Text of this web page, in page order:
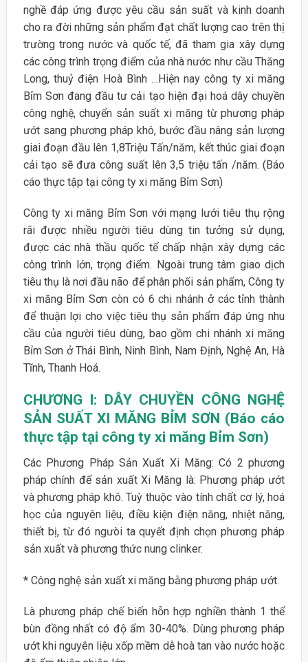
nghề đáp ứng được yêu cầu sản suất và kinh doanh
cho ra đời những sản phẩm đạt chất lượng cao trên thị
trường trong nước và quốc tế, đã tham gia xây dựng
các công trình trọng điểm của nhà nước như cầu Thăng
Long, thuỷ điện Hoà Bình …Hiện nay công ty xi măng
Bỉm Sơn đang đầu tư cải tạo hiện đại hoá dây chuyền
công nghệ, chuyển sản suất xi măng từ phương pháp
ướt sang phương pháp khô, bước đầu nâng sản lượng
giai đoạn đầu lên 1,8Triệu Tấn/năm, kết thúc giai đoạn
cải tạo sẽ đưa công suất lên 3,5 triệu tấn /năm. (Báo
cáo thực tập tại công ty xi măng Bỉm Sơn)
Công ty xi măng Bỉm Sơn với mạng lưới tiêu thụ rộng
rãi được nhiều người tiêu dùng tin tưởng sử dụng,
được các nhà thầu quốc tế chấp nhận xây dựng các
công trình lớn, trọng điểm. Ngoài trung tâm giao dịch
tiêu thụ là nơi đầu não để phân phối sản phẩm, Công ty
xi măng Bỉm Sơn còn có 6 chi nhánh ở các tỉnh thành
để thuận lợi cho việc tiêu thụ sản phẩm đáp ứng nhu
cầu của người tiêu dùng, bao gồm chi nhánh xi măng
Bỉm Sơn ở Thái Bình, Ninh Bình, Nam Định, Nghệ An, Hà
Tĩnh, Thanh Hoá.
CHƯƠNG I: DÂY CHUYỀN CÔNG NGHỆ
SẢN SUẤT XI MĂNG BỈM SƠN (Báo cáo
thực tập tại công ty xi măng Bỉm Sơn)
Các Phương Pháp Sản Xuất Xi Măng: Có 2 phương
pháp chính để sản xuất Xi Măng là: Phương pháp ướt
và phương pháp khô. Tuỳ thuộc vào tính chất cơ lý, hoá
học của nguyên liệu, điều kiện điện năng, nhiệt năng,
thiết bị, từ đó ngưòi ta quyết định chọn phương pháp
sản xuất và phương thức nung clinker.
* Công nghệ sản xuất xi măng bằng phương pháp ướt.
Là phương pháp chế biến hỗn hợp nghiền thành 1 thể
bùn đồng nhất có độ ẩm 30-40%. Dùng phương pháp
ướt khi nguyên liệu xốp mềm dễ hoà tan vào nước hoặc